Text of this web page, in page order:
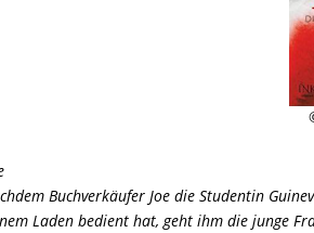
Buchverkäufer Joe die Studentin
Laden bedient hat, geht ihm die junge